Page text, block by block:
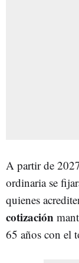
A partir de
ordinaria se
quienes
cotización
65 años con el